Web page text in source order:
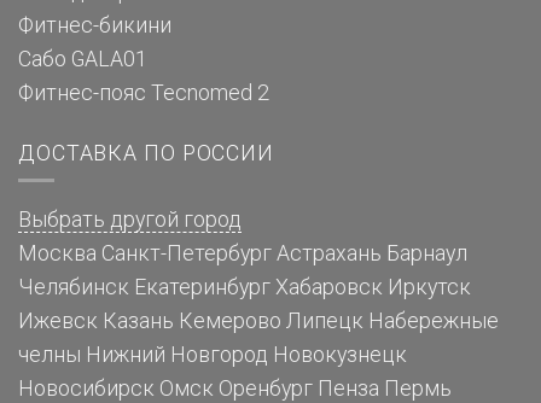
Фитнес-бикини
Сабо GALA01
Фитнес-пояс Tecnomed 2
ДОСТАВКА ПО РОССИИ
Выбрать другой город
Москва Санкт-Петербург Астрахань Барнаул
Челябинск Екатеринбург Хабаровск Иркутск
Ижевск Казань Кемерово Липецк Набережные
челны Нижний Новгород Новокузнецк
Новосибирск Омск Оренбург Пенза Пермь